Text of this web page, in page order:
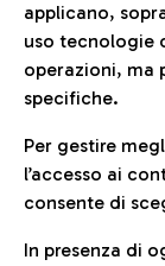
applicano,
uso tecnologie
operazioni, ma
specifiche.
Per gestire
l’accesso ai
consente di
In presenza di